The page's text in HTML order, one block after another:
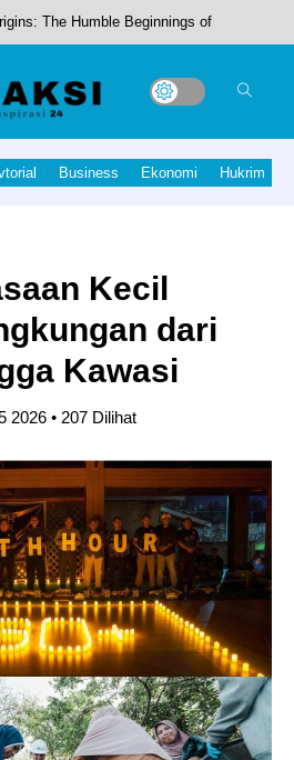
The Humble Beginnings of
dan Masyarakat Kawasi Perkuat
Hadiri Acara Pisah Sambut
Pattimura.
Penguatan SDM Lokal
Piet Hein Babua,, Di Upacara
Mutu Pendidikan Di
Business Ekonomi Hukrim
Kecil
dari
Kawasi
2026 • 207 Dilihat